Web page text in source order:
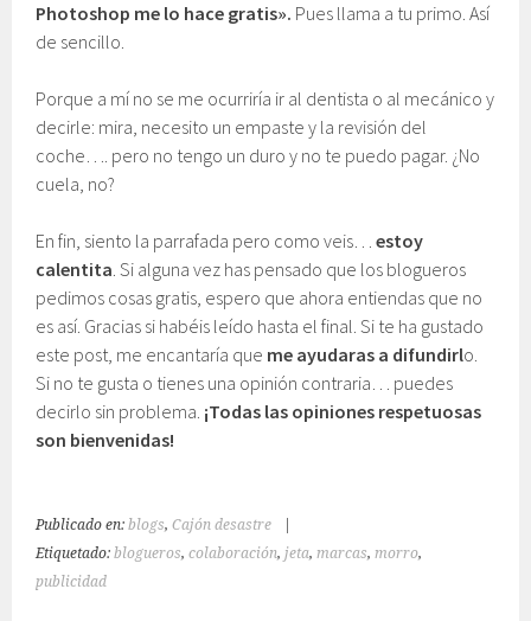
Photoshop me lo hace gratis». Pues llama a tu primo. Así
de sencillo.
Porque a mí no se me ocurriría ir al dentista o al mecánico y
decirle: mira, necesito un empaste y la revisión del
coche…. pero no tengo un duro y no te puedo pagar. ¿No
cuela, no?
En fin, siento la parrafada pero como veis…estoy
calentita. Si alguna vez has pensado que los blogueros
pedimos cosas gratis, espero que ahora entiendas que no
es así. Gracias si habéis leído hasta el final. Si te ha gustado
este post, me encantaría que me ayudaras a difundirlo.
Si no te gusta o tienes una opinión contraria… puedes
decirlo sin problema. ¡Todas las opiniones respetuosas
son bienvenidas!
Publicado en:blogs,Cajón desastre
Etiquetado:blogueros,colaboración,jeta,marcas,morro,
publicidad